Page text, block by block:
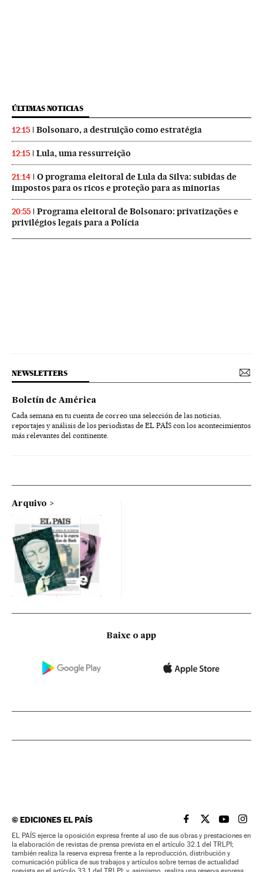
ÚLTIMAS NOTICIAS
12:15 Bolsonaro, a destruição como estratégia
12:15 Lula, uma ressurreição
21:14
O programa eleitoral de Lula da Silva: subidas de
impostos para os ricos e proteção para as minorias
20:55
Programa eleitoral de Bolsonaro: privatizações e
privilégios legais para a Polícia
NEWSLETTERS
Boletín de América
Cada semana en tu cuenta de correo una selección de las noticias,
reportajes y análisis de los periodistas de EL PAÍS con los acontecimientos
más relevantes del continente.
Arquivo
Baixe o app
©EDICIONES EL PAÍS EL PAÍS BRASIL EN
EL PAÍSEL PAÍS
EL
EL PAÍS ejerce la oposición expresa frente al uso de sus obras y prestaciones en
la elaboración de revistas de prensa prevista en el artículo 32.1 del TRLPI;
también realiza la reserva expresa frente a la reproducción, distribución y
comunicación pública de sus trabajos y artículos sobre temas de actualidad